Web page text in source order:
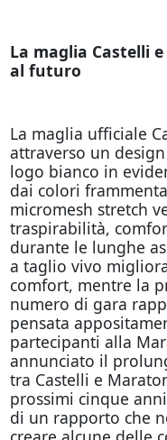
La maglia Castelli
al futuro
La maglia ufficiale
attraverso un
logo bianco in
dai colori
micromesh stretch
traspirabilità,
durante le lunghe
a taglio vivo
comfort, mentre la
numero di gara
pensata
partecipanti alla
annunciato il
tra Castelli e
prossimi cinque
di un rapporto che